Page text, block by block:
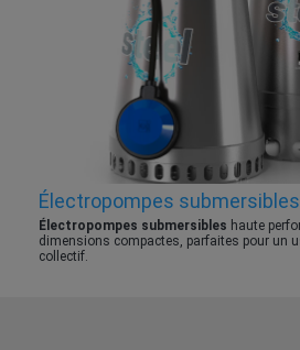
Électropompes submersibles
Électropompes submersibles haute
dimensions compactes, parfaites pour un
collectif.